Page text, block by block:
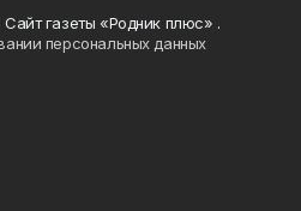
газеты «Родник плюс» .
персональных данных